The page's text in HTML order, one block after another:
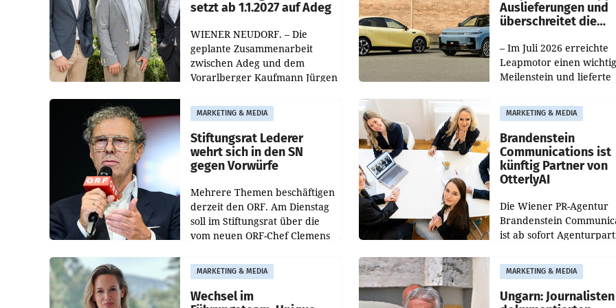
setzt ab 1.1.2027 auf Adeg
WIENER NEUDORF. – Die
geplante Zusammenarbeit
zwischen Adeg und dem
Vorarlberger Kaufmann Jürgen
freigegeben: Die
Bundeswettbewerbsbehörde
und der Bundeskartellanwalt
Auslieferungen und
überschreitet die
– Im Juli 2026 erreichte
Leapmotor einen
Meilenstein und lieferte
aus, womit sich das
gegenüber Juli 2025
verdoppelte (+102
MARKETING & MEDIA
Stiftungsrat Lederer
wehrt sich in den SN
gegen Vorwürfe
Mehrere Themen beschäftigen
derzeit den ORF. Am Dienstag
soll im Stiftungsrat über die
vom neuen ORF-Chef Clemens
Besetzungen für die
Direktionen abgestimmt
werden.
MARKETING & MEDIA
Brandenstein
Communications ist
künftig Partner von
OtterlyAI
Die Wiener PR-Agentur
Brandenstein
ist ab sofort
Optimierungsplattform
OtterlyAI. Damit baut die
Agentur ihr
MARKETING & MEDIA
Wechsel im
MARKETING & MEDIA
Ungarn: Journalisten